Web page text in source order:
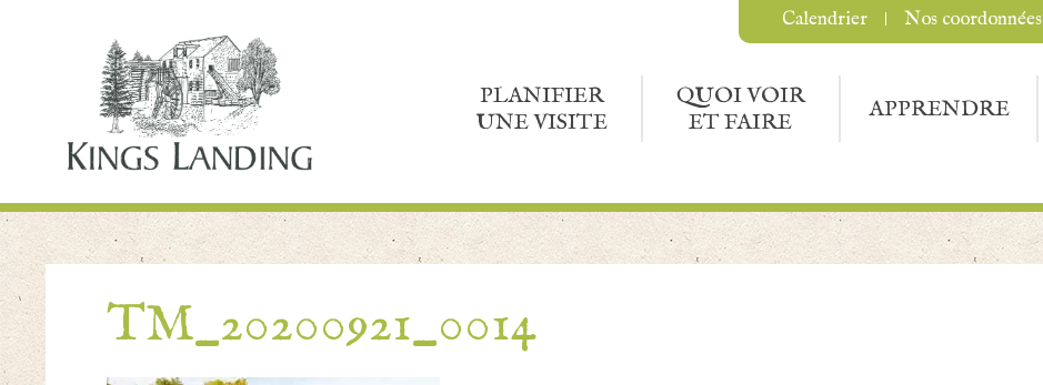
PLANIFIER
UNE VISITE
QUOI VOIR
ET FAIRE
APPRENDRE
Calendrier Nos coordonnées
TM_20200921_0014